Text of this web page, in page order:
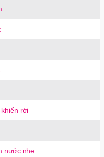
khiển rời
nước nhẹ